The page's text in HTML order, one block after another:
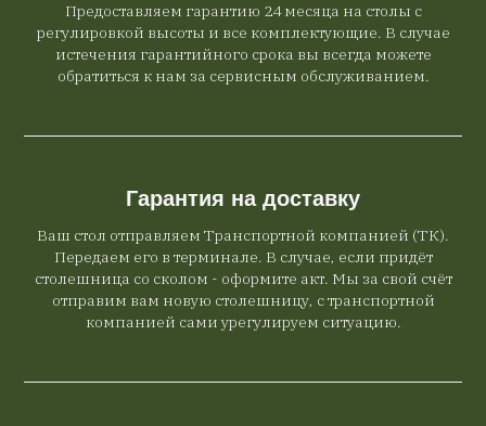
Предоставляем гарантию 24 месяца на столы с
регулировкой высоты и все комплектующие. В случае
истечения гарантийного срока вы всегда можете
обратиться к нам за сервисным обслуживанием.
Гарантия на доставку
Ваш стол отправляем Транспортной компанией (ТК).
Передаем его в терминале. В случае, если придёт
столешница со сколом - оформите акт. Мы за свой счёт
отправим вам новую столешницу, с транспортной
компанией сами урегулируем ситуацию.